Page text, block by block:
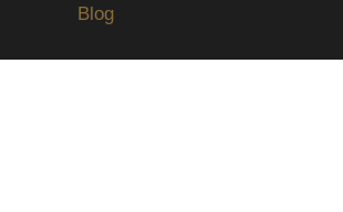
Blog